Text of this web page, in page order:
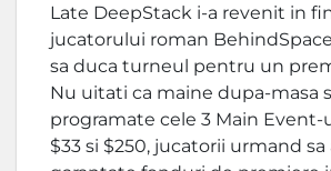
Late DeepStack i-a revenit in
jucatorului roman
sa duca turneul pentru un
Nu uitati ca maine dupa-masa
programate cele 3 Main Event-
$33 si $250, jucatorii urmand sa